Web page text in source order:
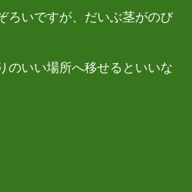
ろいですが、だいぶ茎がのび
のいい場所へ移せるといいな